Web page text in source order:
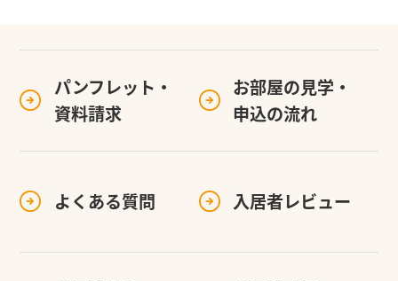
パンフレット・
資料請求
お部屋の見学・
申込の流れ
よくある質問 入居者レビュー